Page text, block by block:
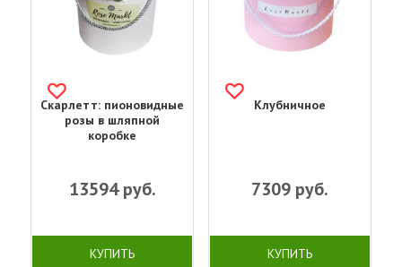
Скарлетт: пионовидные
розы в шляпной
коробке
13594руб.
КУПИТЬ
Клубничное
7309руб.
КУПИТЬ